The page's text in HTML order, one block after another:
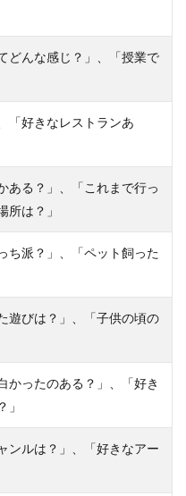
どんな感じ？」、「授業で
「好きなレストランあ
ある？」、「これまで行っ
所は？」
ち派？」、「ペット飼った
遊びは？」、「子供の頃の
かったのある？」、「好き
」
ンルは？」、「好きなアー